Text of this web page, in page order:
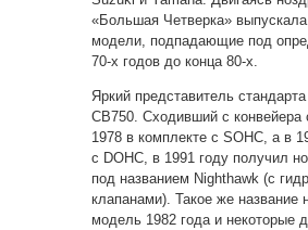
«Большая Четверка»
модели, подпадающие под
70-х годов до конца 80-х.
Яркий представитель
CB750. Сходивший с конвейера
1978 в комплекте с SOHC, а в
с DOHC, в 1991 году получил
под названием Nighthawk (с
клапанами). Такое же название
модель 1982 года и некоторые